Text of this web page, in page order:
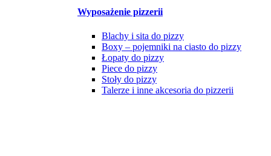
Wyposażenie pizzerii
Blachy i sita do pizzy
Boxy – pojemniki na ciasto do pizzy
Łopaty do pizzy
Piece do pizzy
Stoły do pizzy
Talerze i inne akcesoria do pizzerii